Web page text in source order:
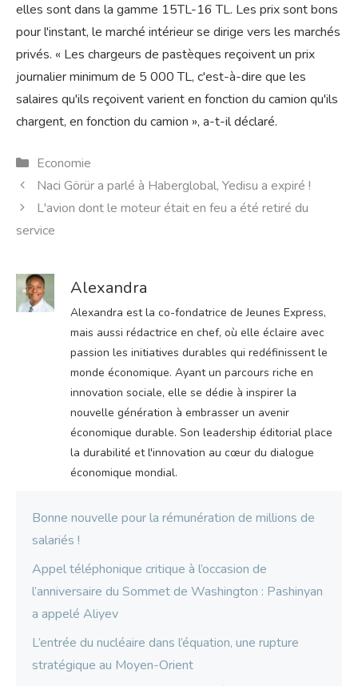
elles sont dans la gamme 15TL-16 TL. Les prix sont bons
pour l'instant, le marché intérieur se dirige vers les marchés
privés. « Les chargeurs de pastèques reçoivent un prix
journalier minimum de 5 000 TL, c'est-à-dire que les
salaires qu'ils reçoivent varient en fonction du camion qu'ils
chargent, en fonction du camion », a-t-il déclaré.
Catégories
Economie
Naci Görür a parlé à Haberglobal, Yedisu a expiré !
L'avion dont le moteur était en feu a été retiré du
service
Alexandra
Alexandra est la co-fondatrice de Jeunes Express,
mais aussi rédactrice en chef, où elle éclaire avec
passion les initiatives durables qui redéfinissent le
monde économique. Ayant un parcours riche en
innovation sociale, elle se dédie à inspirer la
nouvelle génération à embrasser un avenir
économique durable. Son leadership éditorial place
la durabilité et l'innovation au cœur du dialogue
économique mondial.
Bonne nouvelle pour la rémunération de millions de
salariés !
Appel téléphonique critique à l’occasion de
l’anniversaire du Sommet de Washington : Pashinyan
a appelé Aliyev
L’entrée du nucléaire dans l’équation, une rupture
stratégique au Moyen-Orient